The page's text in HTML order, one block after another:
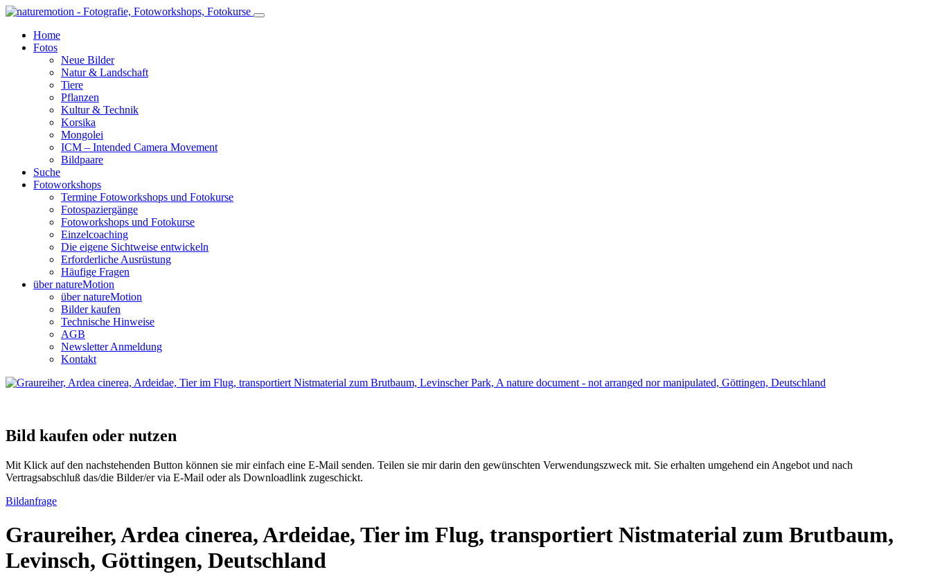
Home
Fotos
Neue Bilder
Natur & Landschaft
Tiere
Pflanzen
Kultur & Technik
Korsika
Mongolei
ICM – Intended Camera Movement
Bildpaare
Suche
Fotoworkshops
Termine Fotoworkshops und Fotokurse
Fotospaziergänge
Fotoworkshops und Fotokurse
Einzelcoaching
Die eigene Sichtweise entwickeln
Erforderliche Ausrüstung
Häufige Fragen
über natureMotion
über natureMotion
Bilder kaufen
Technische Hinweise
AGB
Newsletter Anmeldung
Kontakt
Bild kaufen oder nutzen
Mit Klick auf den nachstehenden Button können sie mir einfach eine E-Mail senden. Teilen sie mir darin den gewünschten Verwendungszweck mit. Sie erhalten umgehend ein Angebot und nach
Vertragsabschluß das/die Bilder/er via E-Mail oder als Downloadlink zugeschickt.
Bildanfrage
Graureiher, Ardea cinerea, Ardeidae, Tier im Flug, transportiert Nistmaterial zum Brutbaum,
Levinsch, Göttingen, Deutschland